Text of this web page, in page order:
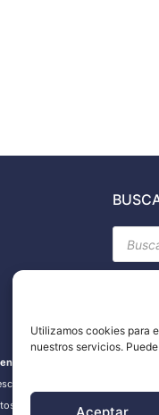
Utilizamos cookies para
nuestros servicios.
Aceptar
de la UE.
pedidos pueden
de